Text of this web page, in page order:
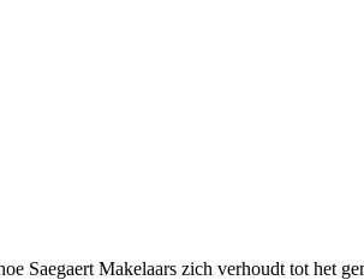
Saegaert Makelaars zich verhoudt tot het